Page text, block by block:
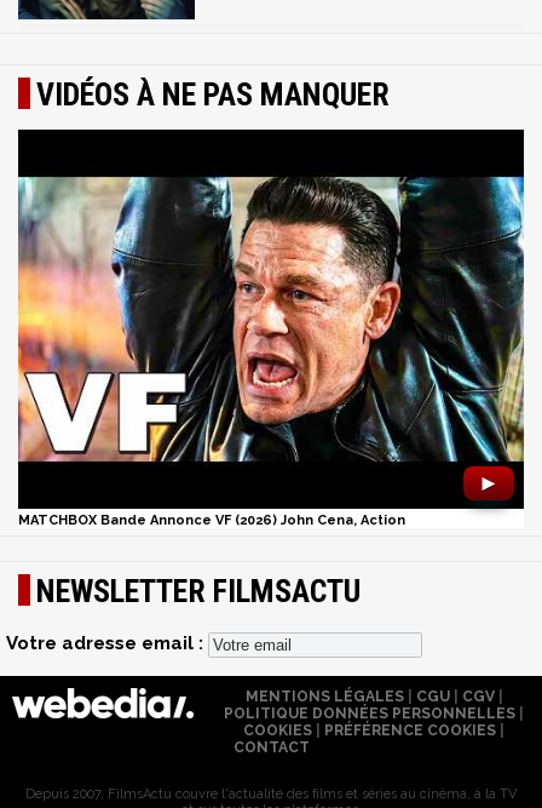
VIDÉOS À NE PAS MANQUER
►
MATCHBOX Bande Annonce VF (2026) John Cena, Action
NEWSLETTER FILMSACTU
Votre adresse email :
MENTIONS LÉGALES| CGU| CGV|
POLITIQUE DONNÉES PERSONNELLES
COOKIES
PRÉFÉRENCE COOKIES
CONTACT
Depuis 2007, FilmsActu couvre l'actualité des films et séries au cinéma, à la TV